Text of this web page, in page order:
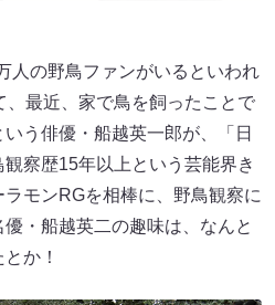
人の野鳥ファンがいるといわれ
、最近、家で鳥を飼ったことで
う俳優・船越英一郎が、「日
察歴15年以上という芸能界き
モンRGを相棒に、野鳥観察に
・船越英二の趣味は、なんと
か！